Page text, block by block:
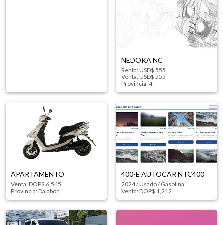
NEDOKA NC
Renta: USD$ 555
Venta: USD$ 555
Provincia:4
APARTAMENTO
Venta: DOP$ 6,545
Provincia:Dajabón
400-E AUTOCAR NTC400
2024/Usado/Gasolina
Venta: DOP$ 1,212